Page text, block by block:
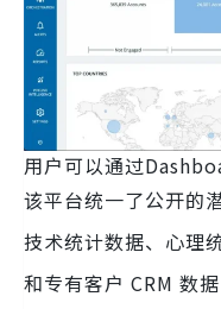
用户可以通过
该平台统一了公开的
技术统计数据、心理
和专有客户 CRM 数